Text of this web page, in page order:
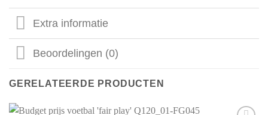
Extra informatie
Beoordelingen (0)
GERELATEERDE PRODUCTEN